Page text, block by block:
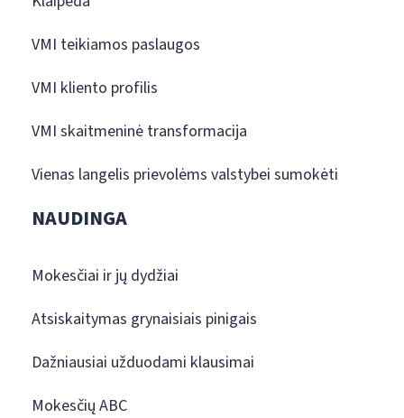
VMI teikiamos paslaugos
VMI kliento profilis
VMI skaitmeninė transformacija
Vienas langelis prievolėms valstybei sumokėti
NAUDINGA
Mokesčiai ir jų dydžiai
Atsiskaitymas grynaisiais pinigais
Dažniausiai užduodami klausimai
Mokesčių ABC